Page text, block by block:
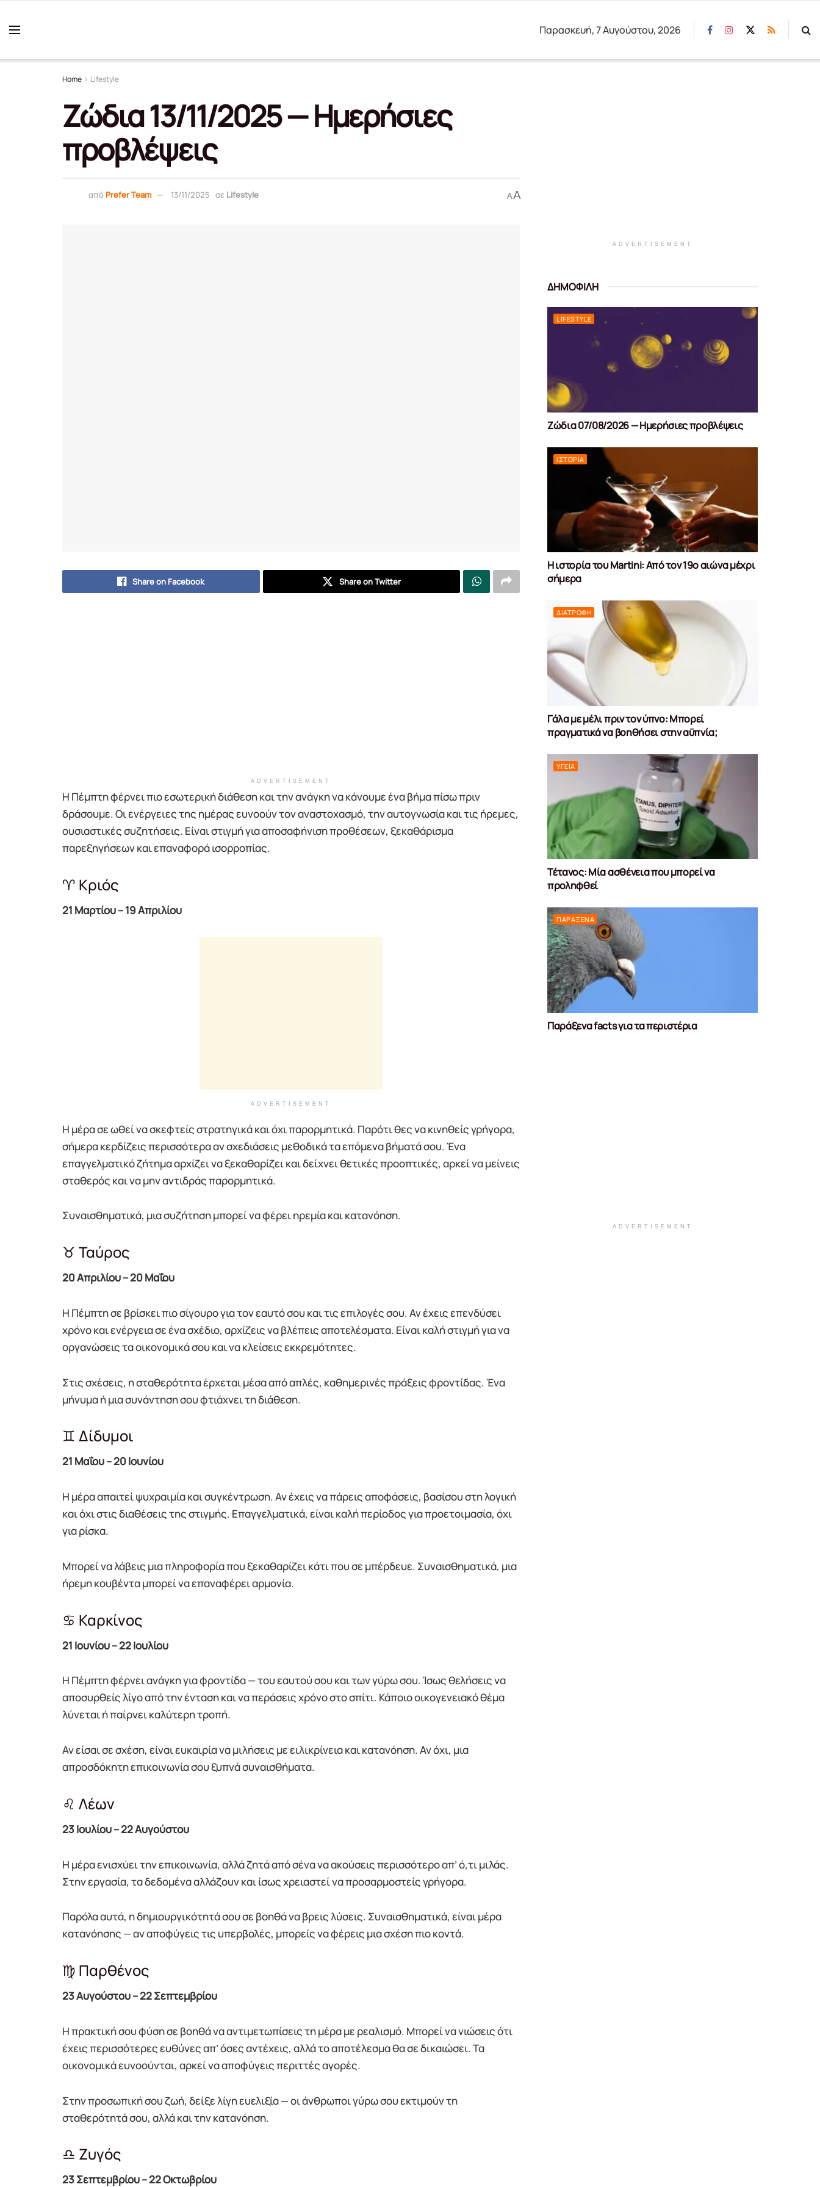
Παρασκευή, 7 Αυγούστου, 2026
Home Lifestyle
Ζώδια 13/11/2025 — Ημερήσιες
προβλέψεις
απόPrefer Team 13/11/2025 σε Lifestyle AA
Share on Facebook Share on Twitter
ADVERTISEMENT
Η Πέμπτη φέρνει πιο εσωτερική διάθεση και την ανάγκη να κάνουμε ένα βήμα πίσω πριν
δράσουμε. Οι ενέργειες της ημέρας ευνοούν τον αναστοχασμό, την αυτογνωσία και τις ήρεμες,
ουσιαστικές συζητήσεις. Είναι στιγμή για αποσαφήνιση προθέσεων, ξεκαθάρισμα
παρεξηγήσεων και επαναφορά ισορροπίας.
♈ Κριός
21 Μαρτίου – 19 Απριλίου
ADVERTISEMENT
Η μέρα σε ωθεί να σκεφτείς στρατηγικά και όχι παρορμητικά. Παρότι θες να κινηθείς γρήγορα,
σήμερα κερδίζεις περισσότερα αν σχεδιάσεις μεθοδικά τα επόμενα βήματά σου. Ένα
επαγγελματικό ζήτημα αρχίζει να ξεκαθαρίζει και δείχνει θετικές προοπτικές, αρκεί να μείνεις
σταθερός και να μην αντιδράς παρορμητικά.
Συναισθηματικά, μια συζήτηση μπορεί να φέρει ηρεμία και κατανόηση.
♉ Ταύρος
20 Απριλίου – 20 Μαΐου
Η Πέμπτη σε βρίσκει πιο σίγουρο για τον εαυτό σου και τις επιλογές σου. Αν έχεις επενδύσει
χρόνο και ενέργεια σε ένα σχέδιο, αρχίζεις να βλέπεις αποτελέσματα. Είναι καλή στιγμή για να
οργανώσεις τα οικονομικά σου και να κλείσεις εκκρεμότητες.
Στις σχέσεις, η σταθερότητα έρχεται μέσα από απλές, καθημερινές πράξεις φροντίδας. Ένα
μήνυμα ή μια συνάντηση σου φτιάχνει τη διάθεση.
♊ Δίδυμοι
21 Μαΐου – 20 Ιουνίου
Η μέρα απαιτεί ψυχραιμία και συγκέντρωση. Αν έχεις να πάρεις αποφάσεις, βασίσου στη λογική
και όχι στις διαθέσεις της στιγμής. Επαγγελματικά, είναι καλή περίοδος για προετοιμασία, όχι
για ρίσκα.
Μπορεί να λάβεις μια πληροφορία που ξεκαθαρίζει κάτι που σε μπέρδευε. Συναισθηματικά, μια
ήρεμη κουβέντα μπορεί να επαναφέρει αρμονία.
♋ Καρκίνος
21 Ιουνίου – 22 Ιουλίου
Η Πέμπτη φέρνει ανάγκη για φροντίδα — του εαυτού σου και των γύρω σου. Ίσως θελήσεις να
αποσυρθείς λίγο από την ένταση και να περάσεις χρόνο στο σπίτι. Κάποιο οικογενειακό θέμα
λύνεται ή παίρνει καλύτερη τροπή.
Αν είσαι σε σχέση, είναι ευκαιρία να μιλήσεις με ειλικρίνεια και κατανόηση. Αν όχι, μια
απροσδόκητη επικοινωνία σου ξυπνά συναισθήματα.
♌ Λέων
23 Ιουλίου – 22 Αυγούστου
Η μέρα ενισχύει την επικοινωνία, αλλά ζητά από σένα να ακούσεις περισσότερο απ’ ό,τι μιλάς.
Στην εργασία, τα δεδομένα αλλάζουν και ίσως χρειαστεί να προσαρμοστείς γρήγορα.
Παρόλα αυτά, η δημιουργικότητά σου σε βοηθά να βρεις λύσεις. Συναισθηματικά, είναι μέρα
κατανόησης — αν αποφύγεις τις υπερβολές, μπορείς να φέρεις μια σχέση πιο κοντά.
♍ Παρθένος
23 Αυγούστου – 22 Σεπτεμβρίου
Η πρακτική σου φύση σε βοηθά να αντιμετωπίσεις τη μέρα με ρεαλισμό. Μπορεί να νιώσεις ότι
έχεις περισσότερες ευθύνες απ’ όσες αντέχεις, αλλά το αποτέλεσμα θα σε δικαιώσει. Τα
οικονομικά ευνοούνται, αρκεί να αποφύγεις περιττές αγορές.
Στην προσωπική σου ζωή, δείξε λίγη ευελιξία — οι άνθρωποι γύρω σου εκτιμούν τη
σταθερότητά σου, αλλά και την κατανόηση.
♎ Ζυγός
23 Σεπτεμβρίου – 22 Οκτωβρίου
ADVERTISEMENT
ΔΗΜΟΦΙΛΗ
LIFESTYLE
Ζώδια 07/08/2026 — Ημερήσιες προβλέψεις
ΙΣΤΟΡΊΑ
Η ιστορία του Martini: Από τον 19ο αιώνα μέχρι
σήμερα
ΔΙΑΤΡΟΦΉ
Γάλα με μέλι πριν τον ύπνο: Μπορεί
πραγματικά να βοηθήσει στην αϋπνία;
ΥΓΕΊΑ
Τέτανος: Μία ασθένεια που μπορεί να
προληφθεί
ΠΑΡΆΞΕΝΑ
Παράξενα facts για τα περιστέρια
ADVERTISEMENT